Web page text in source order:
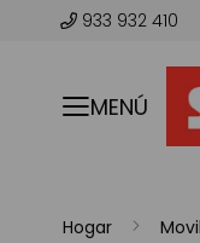
933 932 410
MENÚ
Hogar